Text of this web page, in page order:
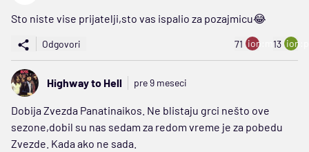
Sto niste vise prijatelji,sto vas ispalio za pozajmicu😂
Odgovori 71 ion:minus
13
Highway to Hell pre 9 meseci
Dobija Zvezda Panatinaikos. Ne blistaju grci nešto ove
sezone,dobil su nas sedam za redom vreme je za pobedu
Zvezde. Kada ako ne sada.